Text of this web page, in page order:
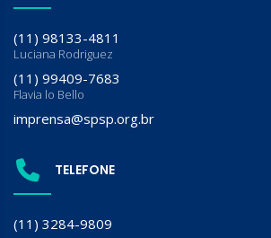
(11) 98133-4811
Luciana Rodriguez
(11) 99409-7683
Flavia lo Bello
imprensa@spsp.org.br
TELEFONE
(11) 3284-9809